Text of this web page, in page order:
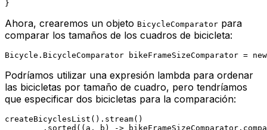
Ahora, crearemos un objeto BicycleComparator para
comparar los tamaños de los cuadros de bicicleta:
Bicycle. BicycleComparator bikeFrameSizeComparator = new
Podríamos utilizar una expresión lambda para ordenar
las bicicletas por tamaño de cuadro, pero tendríamos
que especificar dos bicicletas para la comparación:
createBicyclesList().stream()